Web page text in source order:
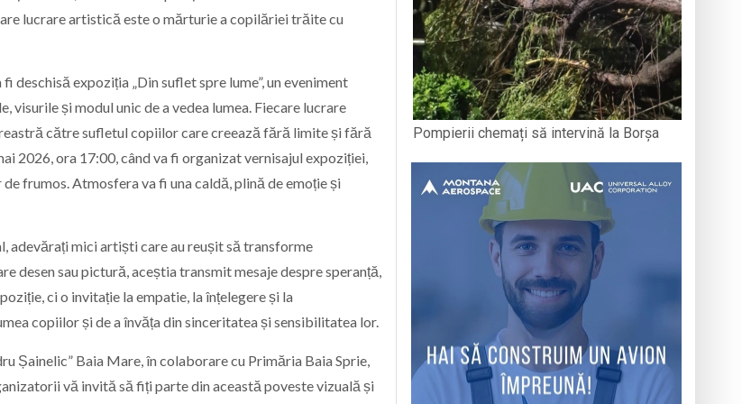
lucrare artistică este o mărturie a copilăriei trăite cu
deschisă expoziția „Din suflet spre lume”, un eveniment
și modul unic de a vedea lumea. Fiecare lucrare
către sufletul copiilor care creează fără limite și fără
2026, ora 17:00, când va fi organizat vernisajul expoziției,
frumos. Atmosfera va fi una caldă, plină de emoție și
adevărați mici artiști care au reușit să transforme
desen sau pictură, aceștia transmit mesaje despre speranță,
ci o invitație la empatie, la înțelegere și la
copiilor și de a învăța din sinceritatea și sensibilitatea lor.
Șainelic” Baia Mare, în colaborare cu Primăria Baia Sprie,
vă invită să fiți parte din această poveste vizuală și
Pompierii chemați să intervină la Borșa